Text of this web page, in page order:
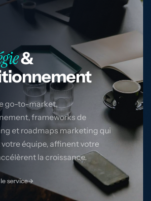
&
go-to-market,
frameworks de
et roadmaps marketing qui
équipe, affinent votre
la croissance.
service→